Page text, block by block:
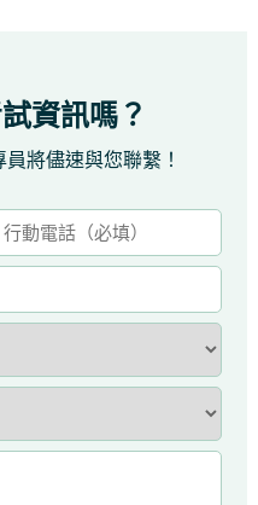
資訊嗎？
將儘速與您聯繫！